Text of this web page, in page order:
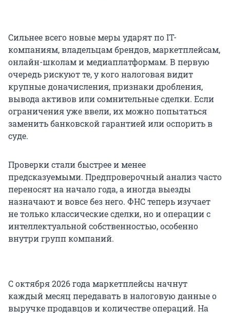
Сильнее всего новые меры ударят по IT-
компаниям, владельцам брендов, маркетплейсам,
онлайн-школам и медиаплатформам. В первую
очередь рискуют те, у кого налоговая видит
крупные доначисления, признаки дробления,
вывода активов или сомнительные сделки. Если
ограничения уже ввели, их можно попытаться
заменить банковской гарантией или оспорить в
суде.
Проверки стали быстрее и менее
предсказуемыми. Предпроверочный анализ часто
переносят на начало года, а иногда выезды
назначают и вовсе без него. ФНС теперь изучает
не только классические сделки, но и операции с
интеллектуальной собственностью, особенно
внутри групп компаний.
С октября 2026 года маркетплейсы начнут
каждый месяц передавать в налоговую данные о
выручке продавцов и количестве операций. На